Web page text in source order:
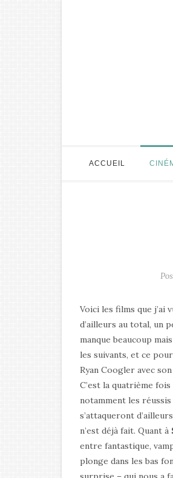
ACCUEIL
Voici les films que j’ai
d’ailleurs au total, un
manque beaucoup
les suivants, et ce
Ryan Coogler avec
C’est la quatrième
notamment les
s’attaqueront
n’est déjà fait. Quant à
entre fantastique,
plonge dans les bas